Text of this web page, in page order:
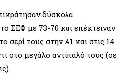
δύσκολα
ΣΕΦ με 73-70 και επέκτειναν
σερί τους στην Α1 και στις 14
στο μεγάλο αντίπαλό τους (σε